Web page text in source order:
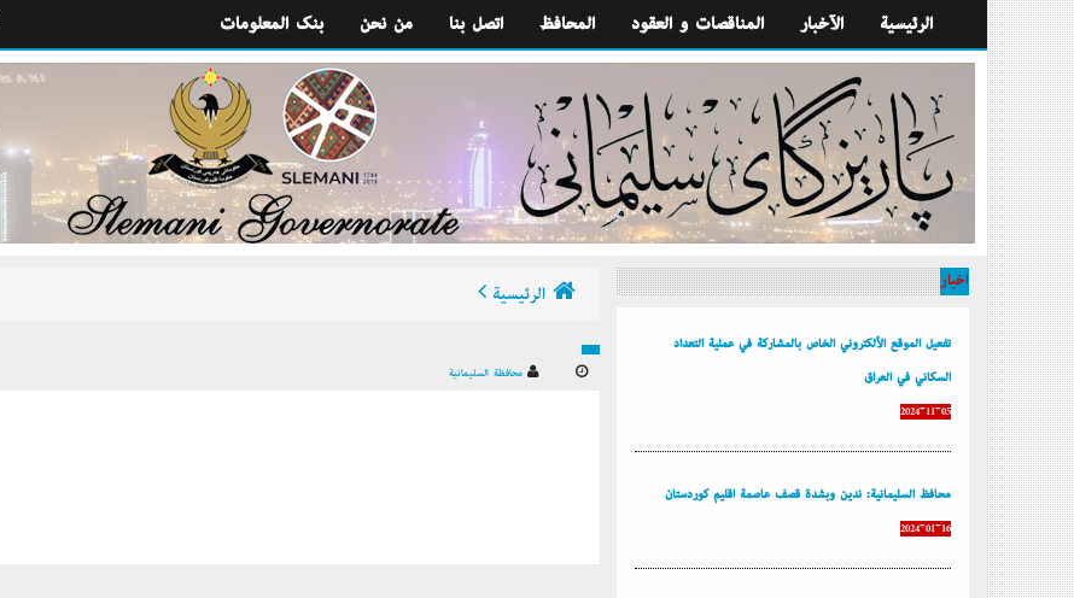
بنك المعلومات من نحن اتصل بنا المحافظ المناقصات و العقود الآخبار الرئيسية
الرئيسية
محافظة السليمانية
أخبار
تفعيل الموقع الألكتروني الخاص بالمشاركة في عملية التعداد
السكاني في العراق
2024-11-05
محافظ السليمانية: ندين وبشدة قصف عاصمة إقليم كوردستان
2024-01-16